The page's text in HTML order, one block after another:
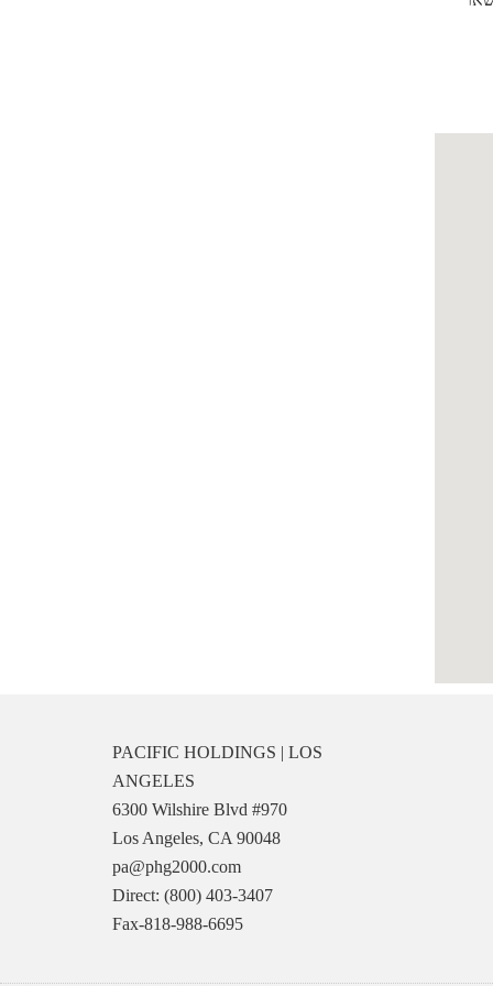
PACIFIC HOLDINGS | LOS
ANGELES
6300 Wilshire Blvd #970
Los Angeles, CA 90048
pa@phg2000.com
Direct: (800) 403-3407
Fax-818-988-6695